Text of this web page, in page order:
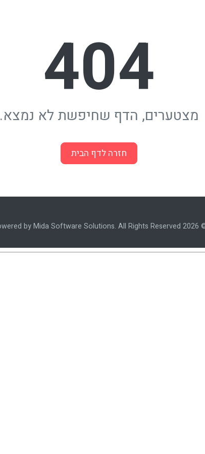
404
מצטערים, הדף שחיפשת לא נמצא.
חזרה לדף הבית
© 2026 Powered by Mida